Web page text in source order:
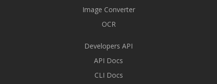
Image Converter
OCR
Developers API
API Docs
CLI Docs